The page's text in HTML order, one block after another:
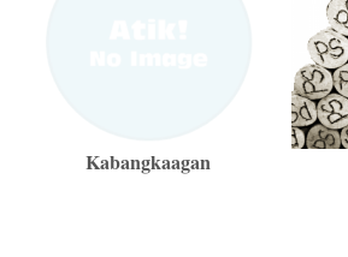
Kabangkaagan